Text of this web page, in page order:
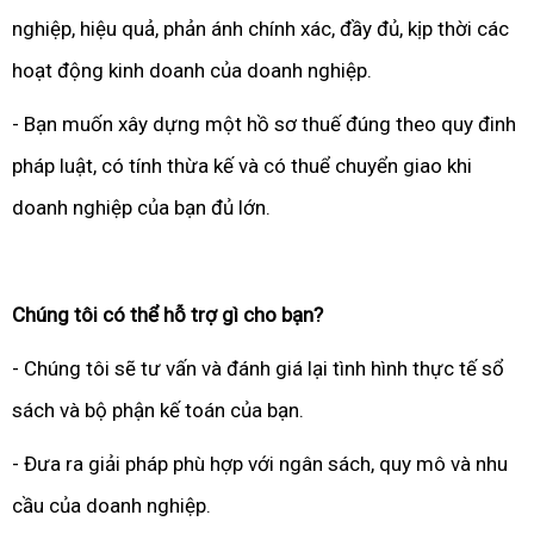
nghiệp, hiệu quả, phản ánh chính xác, đầy đủ, kịp thời các
hoạt động kinh doanh của doanh nghiệp.
- Bạn muốn xây dựng một hồ sơ thuế đúng theo quy đinh
pháp luật, có tính thừa kế và có thuể chuyển giao khi
doanh nghiệp của bạn đủ lớn.
Chúng tôi có thể hỗ trợ gì cho bạn?
- Chúng tôi sẽ tư vấn và đánh giá lại tình hình thực tế sổ
sách và bộ phận kế toán của bạn.
- Đưa ra giải pháp phù hợp với ngân sách, quy mô và nhu
cầu của doanh nghiệp.